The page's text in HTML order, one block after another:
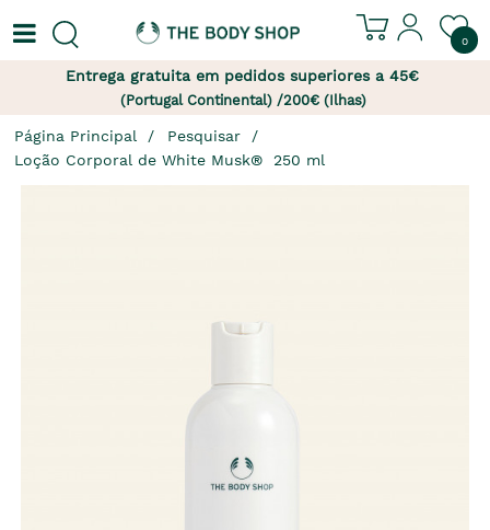
0
Entrega gratuita em pedidos superiores a 45€
(Portugal Continental) /200€ (Ilhas)
Página Principal
Pesquisar
Loção Corporal de White Musk®  250 ml